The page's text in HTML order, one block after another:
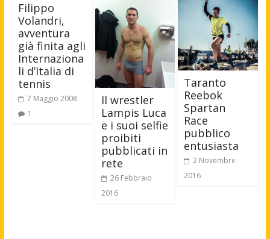
Filippo
Volandri,
avventura
già finita agli
Internaziona
li d’Italia di
tennis
7 Maggio 2008
1
Il wrestler
Lampis Luca
e i suoi selfie
proibiti
pubblicati in
rete
26 Febbraio
2016
Taranto
Reebok
Spartan
Race
pubblico
entusiasta
2 Novembre
2016